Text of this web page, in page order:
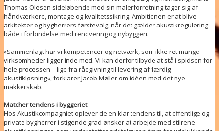
Thomas Olesen sideløbende med sin malerforretning tager sig af
håndværkere, montage og kvalitetssikring. Ambitionen er at blive
arkitekter og bygherrers førstevalg, når det gælder akustikregulering
både i forbindelse med renovering og nybyggeri.
»Sammenlagt har vi kompetencer og netværk, som ikke ret mange
virksomheder ligger inde med. Vi kan derfor tilbyde at stå i spidsen for
hele processen – lige fra rådgivning til levering af færdig
akustikløsning«, forklarer Jacob Møller om idéen med det nye
makkerskab.
Matcher tendens i byggeriet
Hos Akustikcompagniet oplever de en klar tendens til, at offentlige og
private bygherrer i stigende grad ønsker at arbejde med stilrene